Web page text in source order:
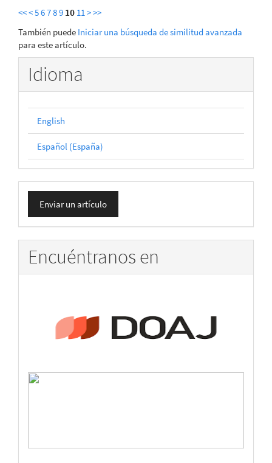
<<<56789 10 11>>>
También puede Iniciar una búsqueda de similitud avanzada
para este artículo.
Idioma
English
Español (España)
Enviar
un
artículo
Enviar un artículo
Encuéntranos en